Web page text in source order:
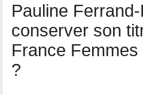
Pauline
conserver son
France
?